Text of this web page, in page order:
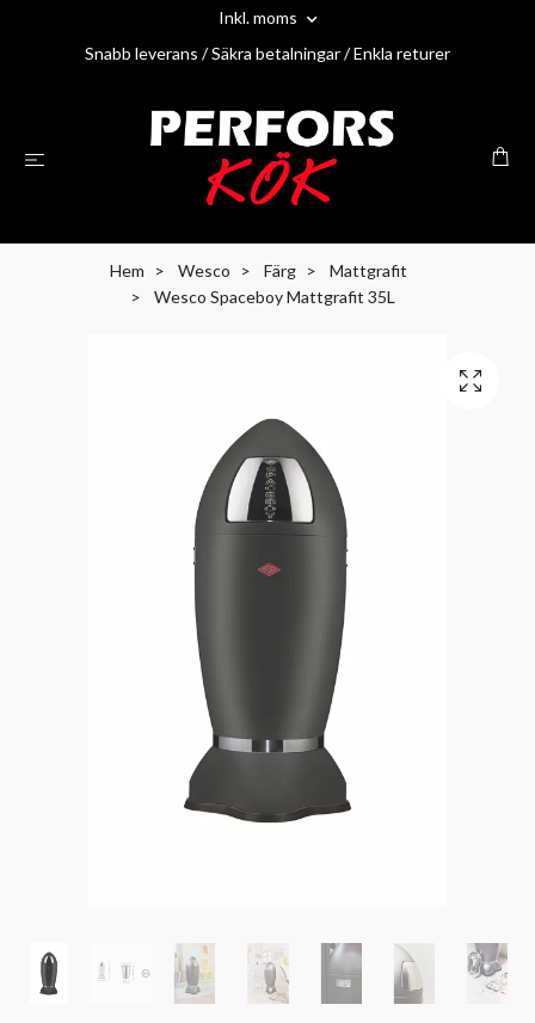
Inkl. moms
Snabb leverans / Säkra betalningar / Enkla returer
Hem Wesco Färg
Mattgrafit
Wesco Spaceboy Mattgrafit 35L